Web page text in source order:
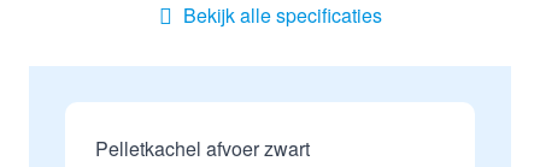
Bekijk alle specificaties
Pelletkachel afvoer zwart